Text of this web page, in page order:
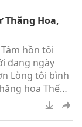
Thăng Hoa,
hồn tôi
đang ngày
Lòng tôi bình
hoa Thế
tươi sáng